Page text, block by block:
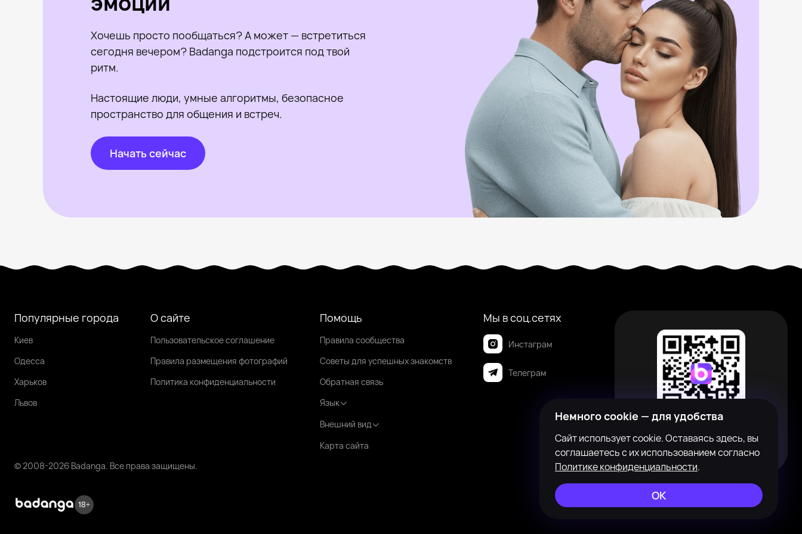
Хочешь просто пообщаться? А может — встретиться
сегодня вечером? Badanga подстроится под твой
ритм.
Настоящие люди, умные алгоритмы, безопасное
пространство для общения и встреч.
Начать сейчас
Популярные города
Киев
Одесса
Харьков
Львов
О сайте
Пользовательское соглашение
Правила размещения фотографий
Политика конфиденциальности
Помощь
Правила сообщества
Советы для успешных знакомств
Обратная связь
Язык
Внешний вид
Карта сайта
Мы в соц.сетях
Инстаграм
Телеграм
© 2008-2026 Badanga. Все права защищены.
Наведите камеру на QR-код, чтобы
скачать приложение
Немного cookie — для удобства
Сайт использует cookie. Оставаясь здесь, вы
соглашаетесь с их использованием согласно
Политике конфиденциальности.
ОК